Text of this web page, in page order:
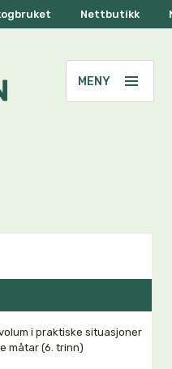
Nettbutikk
i praktiske situasjoner
måtar (6. trinn)